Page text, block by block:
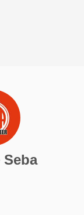
Seba